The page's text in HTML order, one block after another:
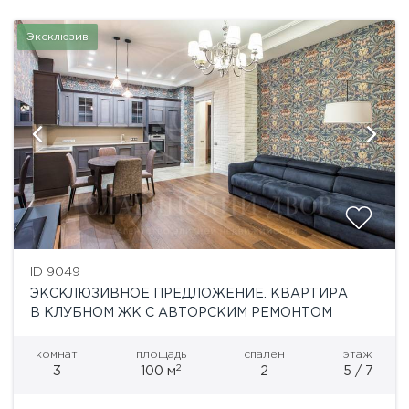
Эксклюзив
ID 9049
ЭКСКЛЮЗИВНОЕ ПРЕДЛОЖЕНИЕ. КВАРТИРА
В КЛУБНОМ ЖК С АВТОРСКИМ РЕМОНТОМ
комнат
3
площадь
100 м2
спален
2
этаж
5 / 7